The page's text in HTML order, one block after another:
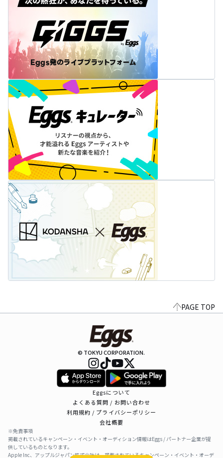
PAGE TOP
© TOKYU CORPORATION.
Eggsについて
よくある質問 / お問い合わせ
利用規約 / プライバシーポリシー
会社概要
※免責事項
掲載されているキャンペーン・イベント・オーディション情報はEggs / パートナー企業が提
供しているものとなります。
Apple Inc、アップルジャパン株式会社は、掲載されているキャンペーン・イベント・オーデ